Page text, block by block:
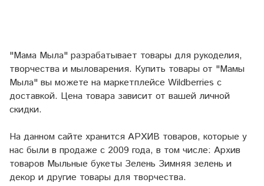
"Мама Мыла" разрабатывает товары для рукоделия,
творчества и мыловарения. Купить товары от "Мамы
Мыла" вы можете на маркетплейсе Wildberries с
доставкой. Цена товара зависит от вашей личной
скидки.
На данном сайте хранится АРХИВ товаров, которые у
нас были в продаже с 2009 года, в том числе: Архив
товаров Мыльные букеты Зелень Зимняя зелень и
декор и другие товары для творчества.